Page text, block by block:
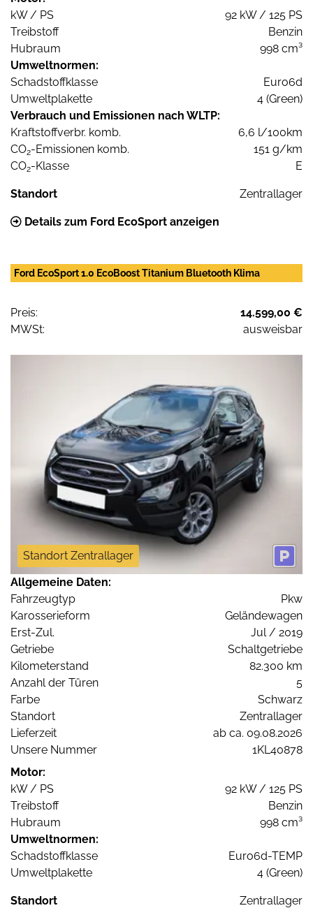
kW / PS
92 kW / 125 PS
Treibstoff
Benzin
Hubraum
998 cm³
Umweltnormen:
Schadstoffklasse
Euro6d
Umweltplakette
4 (Green)
Verbrauch und Emissionen nach WLTP:
Kraftstoffverbr. komb.
6,6 l/100km
CO2-Emissionen komb.
151 g/km
CO2-Klasse E
Standort Zentrallager
Details zum Ford EcoSport anzeigen
Ford EcoSport 1.0 EcoBoost Titanium Bluetooth Klima
Preis:
14.599,00 €
MWSt:
ausweisbar
Standort Zentrallager
Allgemeine Daten:
Fahrzeugtyp
Pkw
Karosserieform
Geländewagen
Erst-Zul.
Jul / 2019
Getriebe
Schaltgetriebe
Kilometerstand
82.300 km
Anzahl der Türen
5
Farbe
Schwarz
Standort
Zentrallager
Lieferzeit
ab ca. 09.08.2026
Unsere Nummer
1KL40878
Motor:
kW / PS
92 kW / 125 PS
Treibstoff
Benzin
Hubraum
998 cm³
Umweltnormen:
Schadstoffklasse
Euro6d-TEMP
Umweltplakette
4 (Green)
Standort Zentrallager